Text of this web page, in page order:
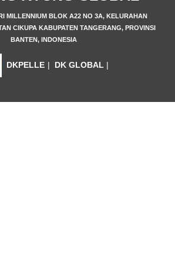
MILLENNIUM BLOK A22 NO 3A, KELURAHAN
CIKUPA KABUPATEN TANGERANG, PROVINSI
BANTEN, INDONESIA
DKPELLE | DK GLOBAL |